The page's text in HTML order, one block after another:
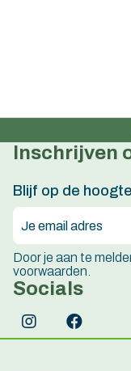
Inschrijven
Blijf op de
Door je aan te
voorwaarden.
Socials